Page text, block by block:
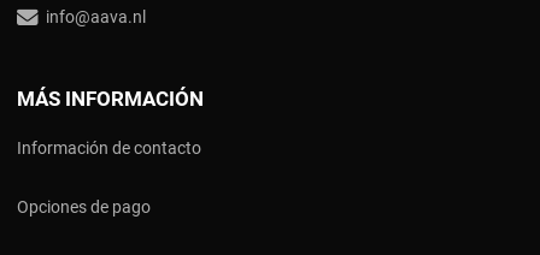
info@aava.nl
MÁS INFORMACIÓN
Información de contacto
Opciones de pago